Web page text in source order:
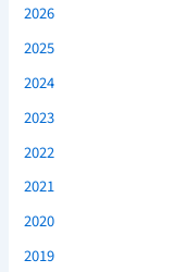
2026
2025
2024
2023
2022
2021
2020
2019